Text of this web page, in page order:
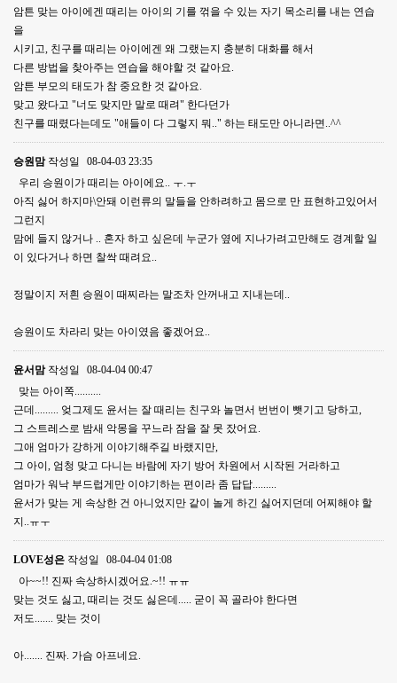
암튼 맞는 아이에겐 때리는 아이의 기를 꺾을 수 있는 자기 목소리를 내는 연습
을
시키고, 친구를 때리는 아이에겐 왜 그랬는지 충분히 대화를 해서
다른 방법을 찾아주는 연습을 해야할 것 같아요.
암튼 부모의 태도가 참 중요한 것 같아요.
맞고 왔다고 "너도 맞지만 말로 때려" 한다던가
친구를 때렸다는데도 "애들이 다 그렇지 뭐.." 하는 태도만 아니라면..^^
승원맘 작성일
08-04-03 23:35
우리 승원이가 때리는 아이에요.. ㅜ.ㅜ
아직 싫어 하지마\안돼 이런류의 말들을 안하려하고 몸으로 만 표현하고있어서
그런지
맘에 들지 않거나 .. 혼자 하고 싶은데 누군가 옆에 지나가려고만해도 경계할 일
이 있다거나 하면 찰싹 때려요..
정말이지 저흰 승원이 때찌라는 말조차 안꺼내고 지내는데..
승원이도 차라리 맞는 아이였음 좋겠어요..
윤서맘 작성일
08-04-04 00:47
맞는 아이쪽..........
근데......... 엊그제도 윤서는 잘 때리는 친구와 놀면서 번번이 뺏기고 당하고,
그 스트레스로 밤새 악몽을 꾸느라 잠을 잘 못 잤어요.
그애 엄마가 강하게 이야기해주길 바랬지만,
그 아이, 엄청 맞고 다니는 바람에 자기 방어 차원에서 시작된 거라하고
엄마가 워낙 부드럽게만 이야기하는 편이라 좀 답답.........
윤서가 맞는 게 속상한 건 아니었지만 같이 놀게 하긴 싫어지던데 어찌해야 할
지..ㅠㅜ
LOVE성은 작성일
08-04-04 01:08
아~~!! 진짜 속상하시겠어요.~!! ㅠㅠ
맞는 것도 싫고, 때리는 것도 싫은데..... 굳이 꼭 골라야 한다면
저도....... 맞는 것이
아....... 진짜. 가슴 아프네요.